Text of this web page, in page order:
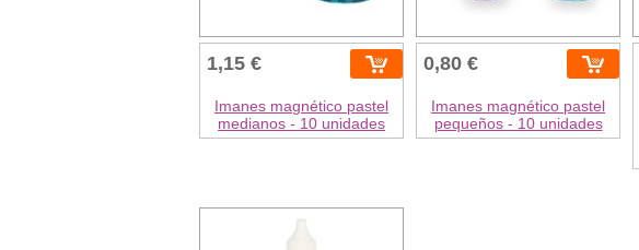
1,15 €
Imanes magnético pastel
medianos - 10 unidades
0,80 €
Imanes magnético pastel
pequeños - 10 unidades